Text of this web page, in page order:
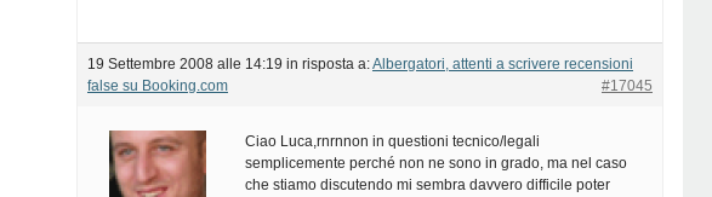
19 Settembre 2008 alle 14:19 in risposta a:Albergatori, attenti a scrivere recensioni
false su Booking.com
#17045
Ciao Luca,rnrnnon in questioni tecnico/legali
semplicemente perché non ne sono in grado, ma nel caso
che stiamo discutendo mi sembra davvero difficile poter